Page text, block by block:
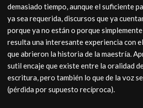
demasiado tiempo, aunque el suficiente
ya sea requerida, discursos que ya
porque ya no están o porque
resulta una interesante experiencia con
que abrieron la historia de la maestría.
sutil encaje que existe entre la oralidad
escritura, pero también lo que de la voz
(pérdida por supuesto recíproca).